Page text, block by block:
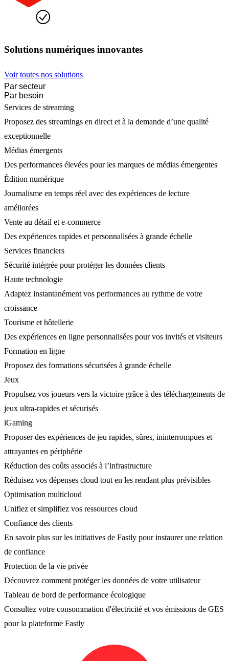
Solutions numériques innovantes
Voir toutes nos solutions
Par secteur
Par besoin
Services de streaming
Proposez des streamings en direct et à la demande d’une qualité
exceptionnelle
Médias émergents
Des performances élevées pour les marques de médias émergentes
Édition numérique
Journalisme en temps réel avec des expériences de lecture
améliorées
Vente au détail et e-commerce
Des expériences rapides et personnalisées à grande échelle
Services financiers
Sécurité intégrée pour protéger les données clients
Haute technologie
Adaptez instantanément vos performances au rythme de votre
croissance
Tourisme et hôtellerie
Des expériences en ligne personnalisées pour vos invités et visiteurs
Formation en ligne
Proposez des formations sécurisées à grande échelle
Jeux
Propulsez vos joueurs vers la victoire grâce à des téléchargements de
jeux ultra-rapides et sécurisés
iGaming
Proposer des expériences de jeu rapides, sûres, ininterrompues et
attrayantes en périphérie
Réduction des coûts associés à l’infrastructure
Réduisez vos dépenses cloud tout en les rendant plus prévisibles
Optimisation multicloud
Unifiez et simplifiez vos ressources cloud
Confiance des clients
En savoir plus sur les initiatives de Fastly pour instaurer une relation
de confiance
Protection de la vie privée
Découvrez comment protéger les données de votre utilisateur
Tableau de bord de performance écologique
Consultez votre consommation d'électricité et vos émissions de GES
pour la plateforme Fastly